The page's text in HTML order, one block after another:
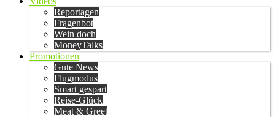
Reportagen
Fragenbot
Wein doch
MoneyTalks
Promotionen
Gute News
Flugmodus
Smart gespart
Reise-Glück
Meat & Greet